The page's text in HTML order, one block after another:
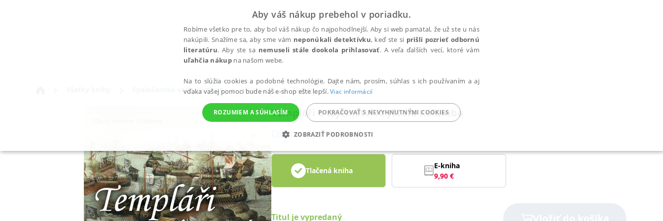
Spoločenské vedy, história História Dejiny
Templáři a tajemství Kryštofa Kolumba
Childress Hatcher David
Tlačená kniha
E-kniha
9,90 €
Titul je vypredaný
Aby váš nákup prebehol v poriadku.
Robíme všetko pre to, aby bol váš nákup čo najpohodlnejší. Aby si web pamätal, že už ste u nás
nakúpili. Snažíme sa, aby sme vám neponúkali detektívku, keď ste si prišli pozrieť odbornú
literatúru. Aby ste sa nemuseli stále dookola prihlasovať. A veľa ďalších vecí, ktoré vám
uľahčia nákupna našom webe.
Na to slúžia cookies a podobné technológie. Dajte nám, prosím, súhlas s ich používaním a aj
vďaka vašej pomoci bude náš e-shop ešte lepší.Viac informácií
ROZUMIEM A SÚHLASÍM POKRAČOVAŤ S NEVYHNUTNÝMI COOKIES
ZOBRAZIŤ PODROBNOSTI
POTREBNÉ ANALYTICKÉ MARKETINGOVÉ FUNKČNÉ NEZARADENÉ SÚBORY
Potrebné Analytické
Nevyhnutné súbory cookie umožňujú základné funkcie webovej stránky, ako je prihlásenie používateľa a správa účtu. Bez nevyhnutných súborov cookie nie je možné webové stránky správne používať.